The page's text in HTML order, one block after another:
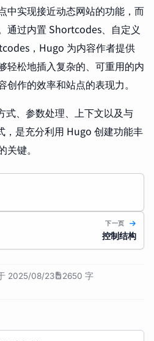
中实现接近动态网站的功能，而
通过内置 Shortcodes、自定义
，Hugo 为内容作者提供
轻松地插入复杂的、可重用的内
作的效率和站点的表现力。
、参数处理、上下文以及与
，是充分利用 Hugo 创建功能丰
键。
下一页
控制结构
2025/08/23
2650 字